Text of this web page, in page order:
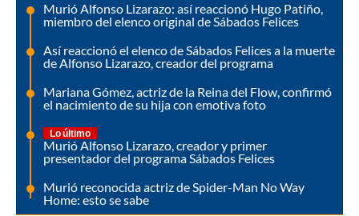
Murió Alfonso Lizarazo: así reaccionó Hugo Patiño,
miembro del elenco original de Sábados Felices
Así reaccionó el elenco de Sábados Felices a la muerte
de Alfonso Lizarazo, creador del programa
Mariana Gómez, actriz de la Reina del Flow, confirmó
el nacimiento de su hija con emotiva foto
Lo último
Murió Alfonso Lizarazo, creador y primer
presentador del programa Sábados Felices
Murió reconocida actriz de Spider-Man No Way
Home: esto se sabe